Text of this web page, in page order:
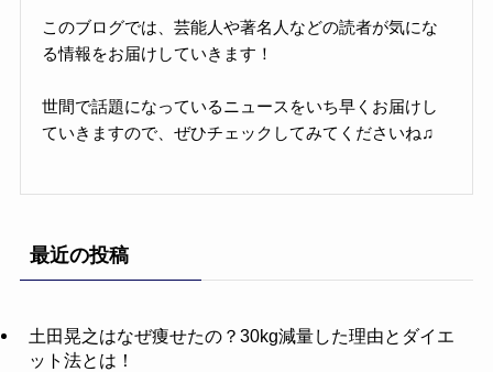
このブログでは、芸能人や著名人などの読者が気にな
る情報をお届けしていきます！
世間で話題になっているニュースをいち早くお届けし
ていきますので、ぜひチェックしてみてくださいね♫
最近の投稿
土田晃之はなぜ痩せたの？30kg減量した理由とダイエ
ット法とは！